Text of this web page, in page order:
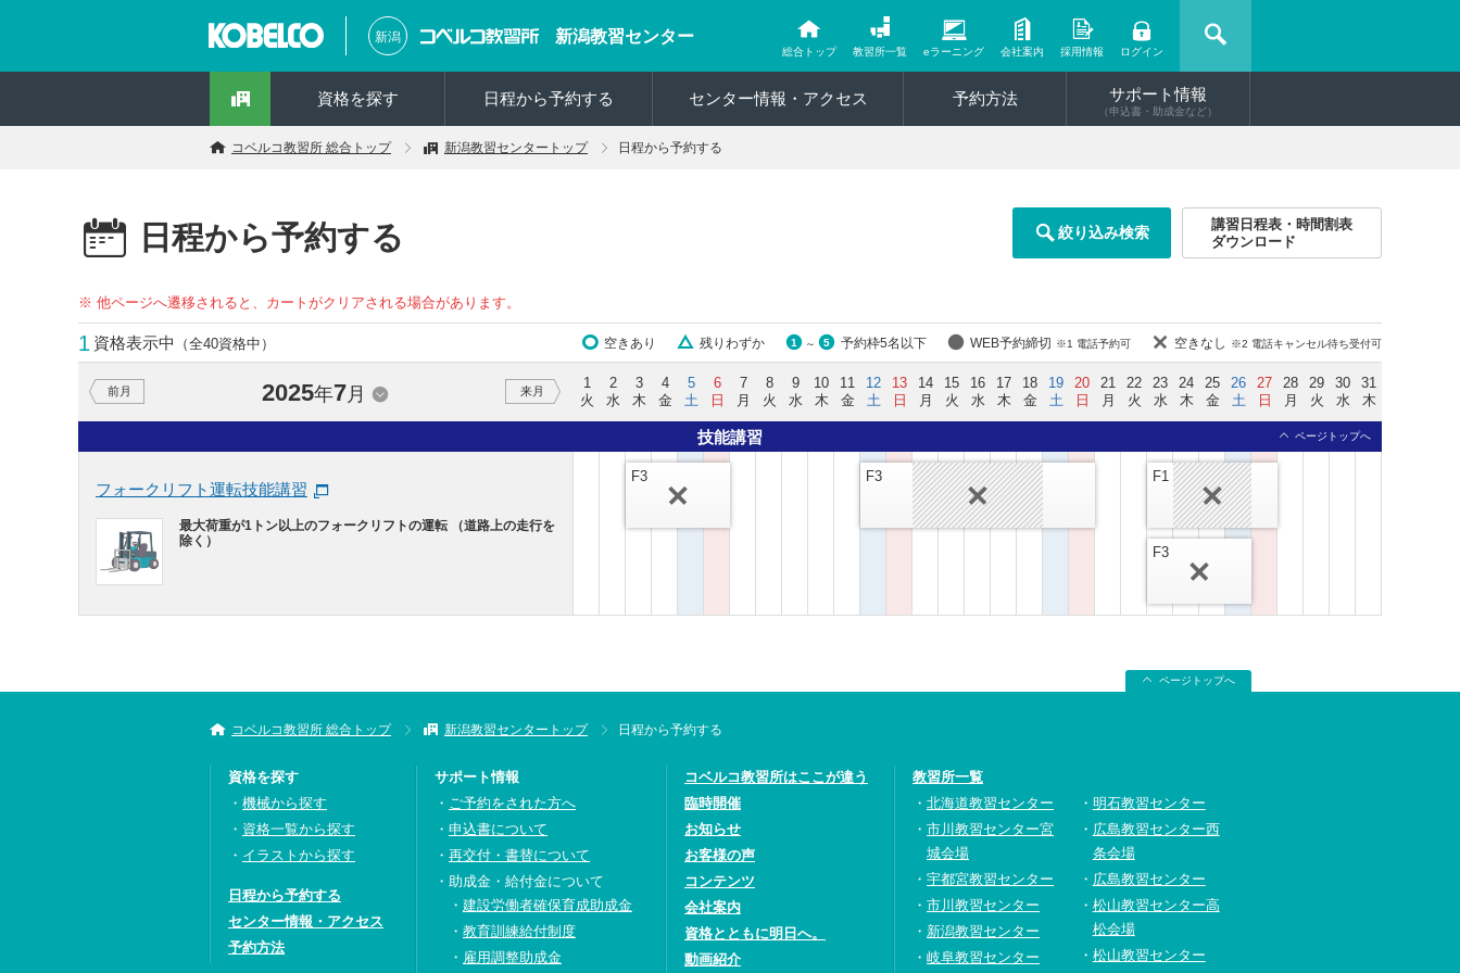
新潟 新潟教習センター
総合トップ 教習所一覧 eラーニング 会社案内 採用情報 ログイン
資格を探す 日程から予約する センター情報・アクセス 予約方法 サポート情報
（申込書・助成金など）
コベルコ教習所 総合トップ 新潟教習センタートップ 日程から予約する
日程から予約する 絞り込み検索
講習日程表・時間割表
ダウンロード
※ 他ページへ遷移されると、カートがクリアされる場合があります。
1 資格表示中 （全40資格中） 空きあり 残りわずか 1 ～ 5 予約枠5名以下 WEB予約締切 ※1 電話予約可 空きなし ※2 電話キャンセル待ち受付可
前月 2025年7月 来月
1
火
2
水
3
木
4
金
5
土
6
日
7
月
8
火
9
水
10
木
11
金
12
土
13
日
14
月
15
火
16
水
17
木
18
金
19
土
20
日
21
月
22
火
23
水
24
木
25
金
26
土
27
日
28
月
29
火
30
水
31
木
技能講習 ページトップへ
フォークリフト運転技能講習
最大荷重が1トン以上のフォークリフトの運転 （道路上の走行を
除く）
F3 F3 F1
F3
ページトップへ
コベルコ教習所 総合トップ 新潟教習センタートップ 日程から予約する
資格を探す
機械から探す
資格一覧から探す
イラストから探す
日程から予約する
センター情報・アクセス
予約方法
サポート情報
ご予約をされた方へ
申込書について
再交付・書替について
助成金・給付金について
建設労働者確保育成助成金
教育訓練給付制度
雇用調整助成金
コベルコ教習所はここが違う
臨時開催
お知らせ
お客様の声
コンテンツ
会社案内
資格とともに明日へ。
動画紹介
教習所一覧
北海道教習センター
市川教習センター宮
城会場
宇都宮教習センター
市川教習センター
新潟教習センター
岐阜教習センター
明石教習センター
広島教習センター西
条会場
広島教習センター
松山教習センター高
松会場
松山教習センター